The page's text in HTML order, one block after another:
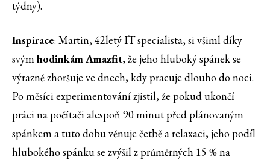
týdny).
Inspirace: Martin, 42letý IT specialista, si všiml díky
svýmhodinkám Amazfit, že jeho hluboký spánek se
výrazně zhoršuje ve dnech, kdy pracuje dlouho do noci.
Po měsíci experimentování zjistil, že pokud ukončí
práci na počítači alespoň 90 minut před plánovaným
spánkem a tuto dobu věnuje četbě a relaxaci, jeho podíl
hlubokého spánku se zvýšil z průměrných 15 % na